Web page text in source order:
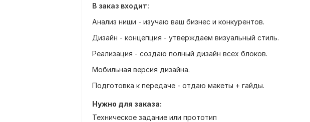
В заказ входит:
Анализ ниши - изучаю ваш бизнес и конкурентов.
Дизайн - концепция - утверждаем визуальный стиль.
Реализация - создаю полный дизайн всех блоков.
Мобильная версия дизайна.
Подготовка к передаче - отдаю макеты + гайды.
Нужно для заказа:
Техническое задание или прототип